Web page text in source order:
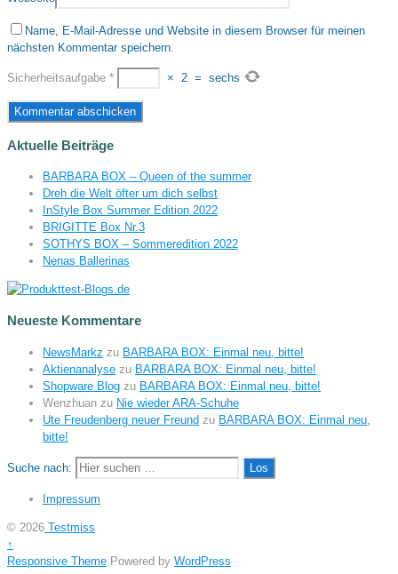
Name, E-Mail-Adresse und Website in diesem Browser für meinen
nächsten Kommentar speichern.
Sicherheitsaufgabe * × 2 = sechs
Aktuelle Beiträge
BARBARA BOX – Queen of the summer
Dreh die Welt öfter um dich selbst
InStyle Box Summer Edition 2022
BRIGITTE Box Nr.3
SOTHYS BOX – Sommeredition 2022
Nenas Ballerinas
Neueste Kommentare
NewsMarkz zu BARBARA BOX: Einmal neu, bitte!
Aktienanalyse zu BARBARA BOX: Einmal neu, bitte!
Shopware Blog zu BARBARA BOX: Einmal neu, bitte!
Wenzhuan zu Nie wieder ARA-Schuhe
Ute Freudenberg neuer Freund zu BARBARA BOX: Einmal neu,
bitte!
Suche nach:
Impressum
© 2026 Testmiss
↑
Responsive Theme Powered by WordPress